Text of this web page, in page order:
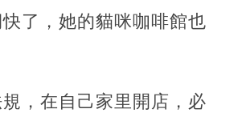
了，她的貓咪咖啡館也
，在自己家里開店，必